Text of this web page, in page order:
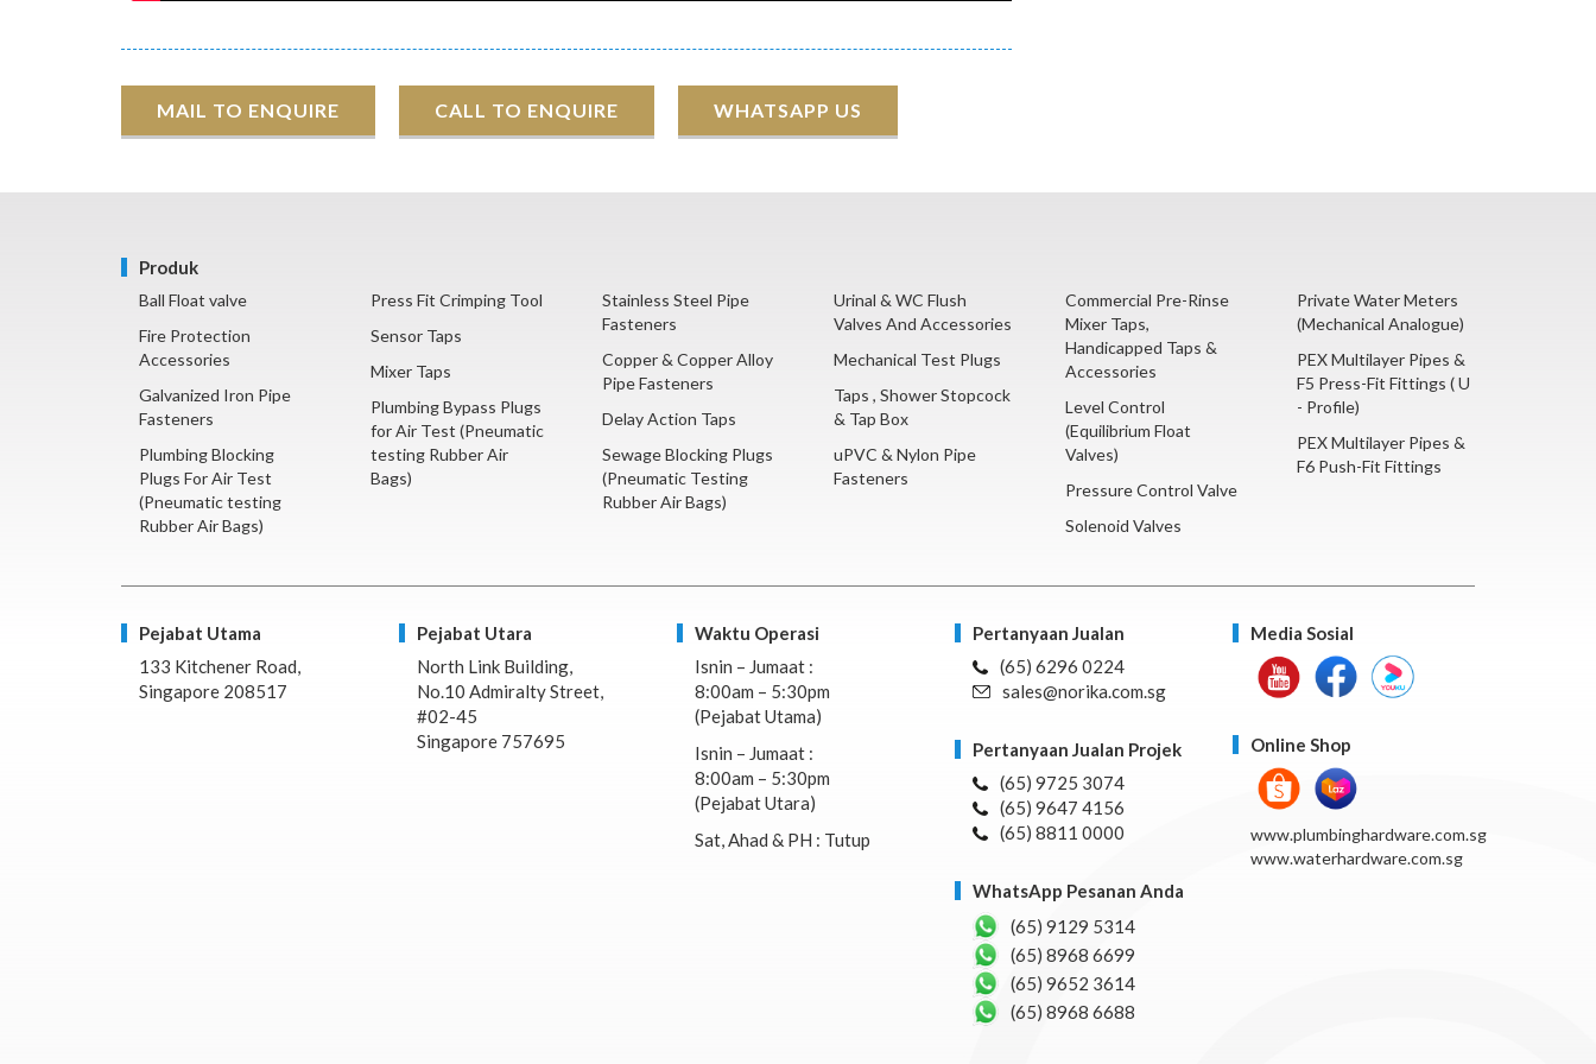
MAIL TO ENQUIRE CALL TO ENQUIRE WHATSAPP US
Produk
Ball Float valve
Fire Protection
Accessories
Galvanized Iron Pipe
Fasteners
Plumbing Blocking
Plugs For Air Test
(Pneumatic testing
Rubber Air Bags)
Press Fit Crimping Tool
Sensor Taps
Mixer Taps
Plumbing Bypass Plugs
for Air Test (Pneumatic
testing Rubber Air
Bags)
Stainless Steel Pipe
Fasteners
Copper & Copper Alloy
Pipe Fasteners
Delay Action Taps
Sewage Blocking Plugs
(Pneumatic Testing
Rubber Air Bags)
Urinal & WC Flush
Valves And Accessories
Mechanical Test Plugs
Taps , Shower Stopcock
& Tap Box
uPVC & Nylon Pipe
Fasteners
Commercial Pre-Rinse
Mixer Taps,
Handicapped Taps &
Accessories
Level Control
(Equilibrium Float
Valves)
Pressure Control Valve
Solenoid Valves
Private Water Meters
(Mechanical Analogue)
PEX Multilayer Pipes &
F5 Press-Fit Fittings ( U
- Profile)
PEX Multilayer Pipes &
F6 Push-Fit Fittings
Pejabat Utama
133 Kitchener Road,
Singapore 208517
Pejabat Utara
North Link Building,
No.10 Admiralty Street,
#02-45
Singapore 757695
Waktu Operasi
Isnin – Jumaat :
8:00am – 5:30pm
(Pejabat Utama)
Isnin – Jumaat :
8:00am – 5:30pm
(Pejabat Utara)
Sat, Ahad & PH : Tutup
Pertanyaan Jualan
(65) 6296 0224
sales@norika.com.sg
Pertanyaan Jualan Projek
(65) 9725 3074
(65) 9647 4156
(65) 8811 0000
WhatsApp Pesanan Anda
(65) 9129 5314
(65) 8968 6699
(65) 9652 3614
(65) 8968 6688
Media Sosial
Online Shop
www.plumbinghardware.com.sg
www.waterhardware.com.sg